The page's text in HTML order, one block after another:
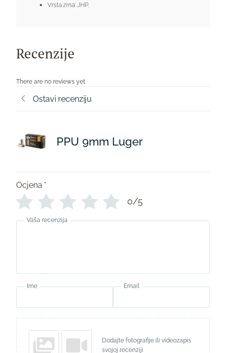
Vrsta zrna: JHP.
Recenzije
There are no reviews yet
Ostavi recenziju
PPU 9mm Luger
Ocjena *
0/5
Vaša recenzija
Ime Email
Dodajte fotografije ili videozapis
svojoj recenziji